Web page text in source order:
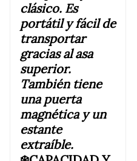
clásico. Es
portátil y fácil de
transportar
gracias al asa
superior.
También tiene
una puerta
magnética y un
estante
extraíble.